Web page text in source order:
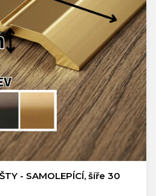
- SAMOLEPÍCÍ, šíře 30